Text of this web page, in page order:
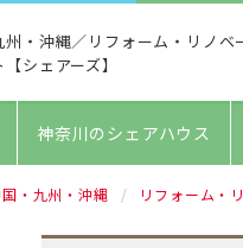
州・沖縄／リフォーム・リノ
シェアーズ】
神奈川のシェアハウス
・九州・沖縄 リフォーム・